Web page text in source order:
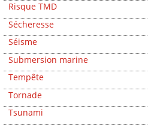
Risque TMD
Sécheresse
Séisme
Submersion marine
Tempête
Tornade
Tsunami